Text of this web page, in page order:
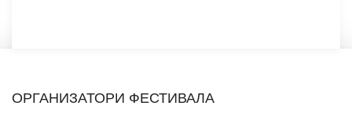
ОРГАНИЗАТОРИ ФЕСТИВАЛА